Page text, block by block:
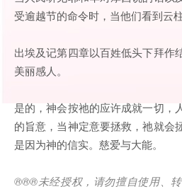
受逾越节的命令时，当他们看到云
出埃及记第四章以百姓低头下拜作
美丽感人。
是的，神会按祂的应许成就一切，
的旨意，当神定意要拯救，祂就会
是因为神的信实。慈爱与大能。
®®®未经授权，请勿擅自使用、